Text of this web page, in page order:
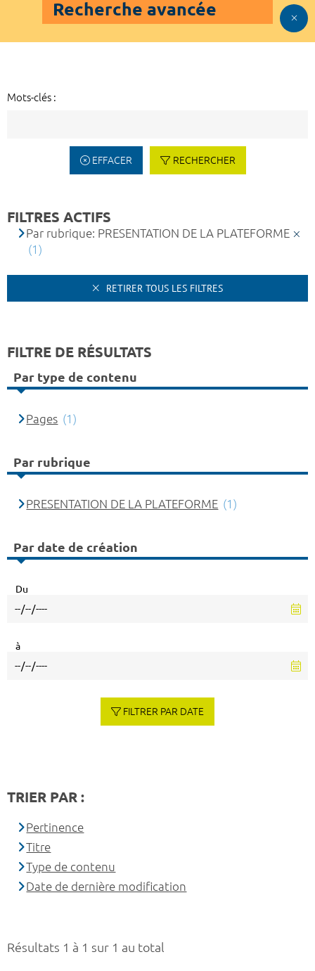
Recherche avancée
Mots-clés :
EFFACER RECHERCHER
Résultats 1 à 1 sur 1 au total
FILTRES ACTIFS
Par rubrique: PRESENTATION DE LA PLATEFORME
(1)
RETIRER TOUS LES FILTRES
FILTRE DE RÉSULTATS
Par type de contenu
Pages (1)
Par rubrique
PRESENTATION DE LA PLATEFORME (1)
Par date de création
Du
à
FILTRER PAR DATE
TRIER PAR :
Pertinence
Titre
Type de contenu
Date de dernière modification